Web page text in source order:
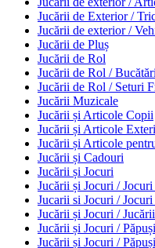
Jucării de Exterior /
Jucării de exterior /
Jucării de Pluș
Jucării de Rol
Jucării de Rol /
Jucării de Rol / Seturi
Jucării Muzicale
Jucării și Articole Copii
Jucării și Articole
Jucării și Articole
Jucării și Cadouri
Jucării și Jocuri
Jucării și Jocuri /
Jucarii si Jocuri /
Jucării și Jocuri /
Jucării și Jocuri / Păpuși
Jucării și Jocuri /